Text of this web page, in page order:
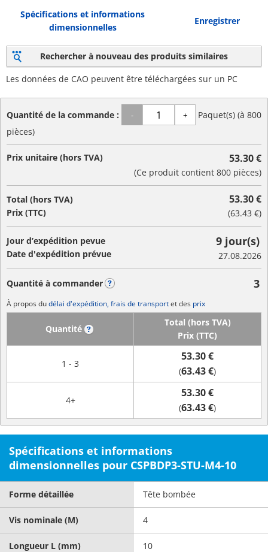
Spécifications et informations
dimensionnelles
Enregistrer
Rechercher à nouveau des produits similaires
Les données de CAO peuvent être téléchargées sur un PC
Quantité de la commande : - +
Paquet(s) (à 800
pièces)
Prix unitaire (hors TVA) 53.30 €
(Ce produit contient 800 pièces)
Total (hors TVA)
Prix (TTC)
53.30 €
(63.43 €)
Jour d’expédition pevue
Date d'expédition prévue
9 jour(s)
27.08.2026
Quantité à commander 3
À propos dudélai d'expédition, frais de transportet des prix
Quantité
Total (hors TVA)
Prix (TTC)
1 - 3
53.30 €
(63.43 €)
4+
53.30 €
(63.43 €)
Spécifications et informations
dimensionnelles pour CSPBDP3-STU-M4-10
Forme détaillée Tête bombée
Vis nominale (M) 4
Longueur L (mm) 10